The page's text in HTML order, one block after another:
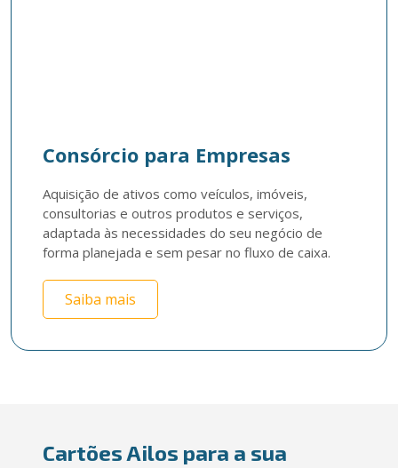
Consórcio para Empresas
Aquisição de ativos como veículos, imóveis,
consultorias e outros produtos e serviços,
adaptada às necessidades do seu negócio de
forma planejada e sem pesar no fluxo de caixa.
Saiba mais
Cartões Ailos para a sua